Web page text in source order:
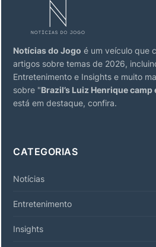
Notícias do Jogo é um veículo que
artigos sobre temas de 2026,
Entretenimento e Insights e muito
sobre "Brazil’s Luiz Henrique
está em destaque, confira.
CATEGORIAS
Notícias
Entretenimento
Insights